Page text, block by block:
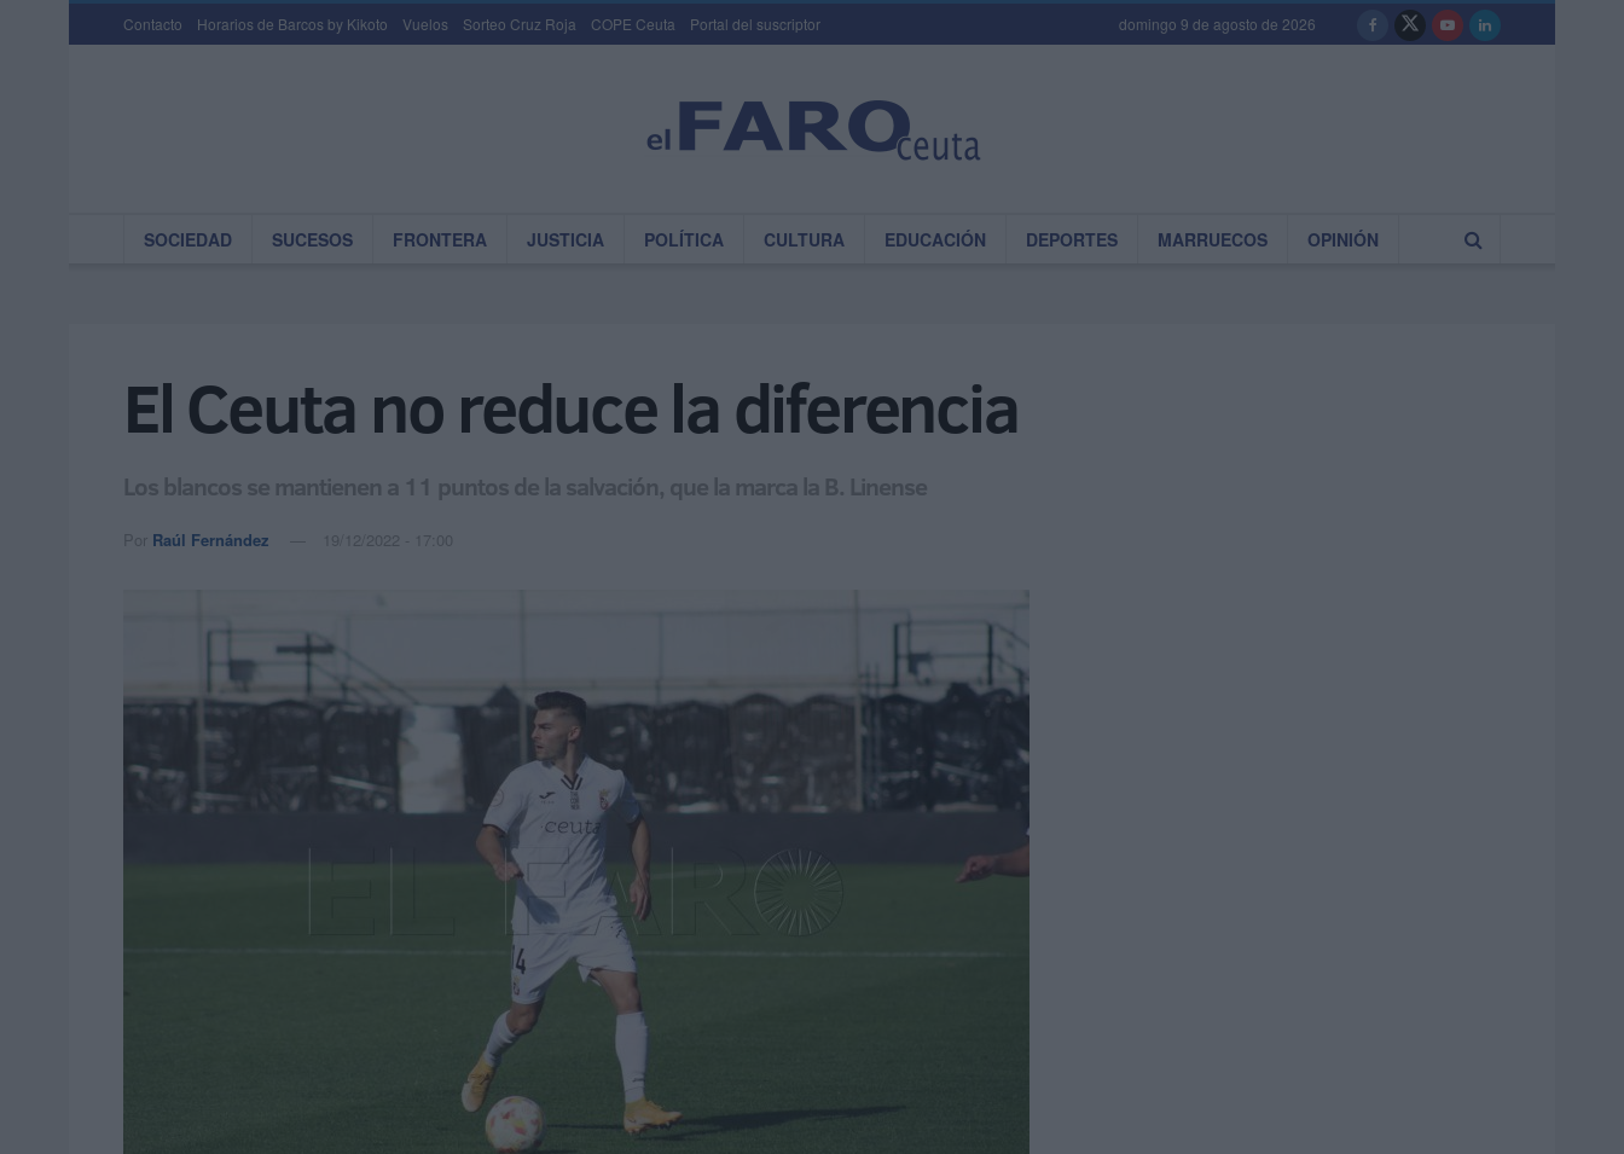
Contacto Horarios de Barcos by Kikoto Vuelos Sorteo Cruz Roja COPE Ceuta Portal del suscriptor domingo 9 de agosto de 2026
SOCIEDAD SUCESOS FRONTERA JUSTICIA POLÍTICA CULTURA EDUCACIÓN DEPORTES MARRUECOS OPINIÓN
El Ceuta no reduce la diferencia
Los blancos se mantienen a 11 puntos de la salvación, que la marca la B. Linense
Por Raúl Fernández 19/12/2022 - 17:00